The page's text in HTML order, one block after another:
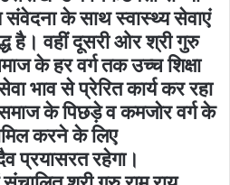
संवेदना के साथ स्वास्थ्य सेवाएं
है। वहीं दूसरी ओर श्री गुरु
के हर वर्ग तक उच्च शिक्षा
भाव से प्रेरित कार्य कर रहा
समाज के पिछड़े व कमजोर वर्ग के
करने के लिए
प्रयासरत रहेगा।